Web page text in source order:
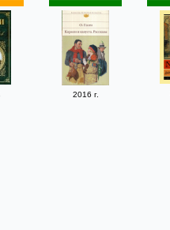
2016 г.